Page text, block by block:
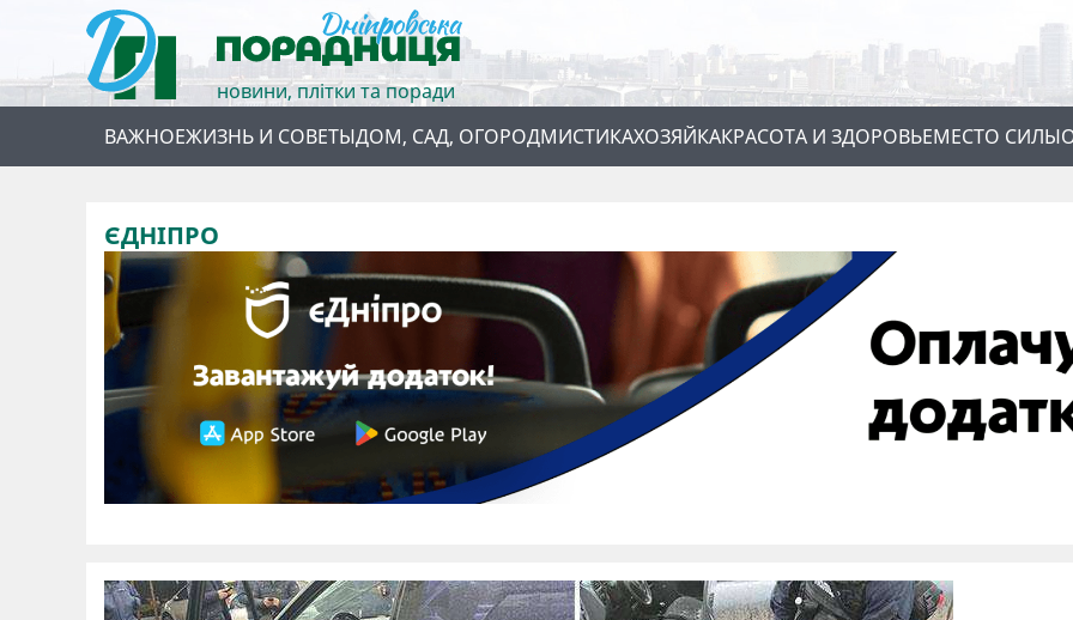
новини, плітки та поради
ВАЖНОЕЖИЗНЬ И СОВЕТЫДОМ, САД, ОГОРОДМИСТИКАХОЗЯЙКАКРАСОТА И ЗДОРОВЬЕМЕСТО СИЛЫ
ЄДНІПРО